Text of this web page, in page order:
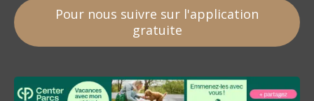
Pour nous suivre sur l'application
gratuite